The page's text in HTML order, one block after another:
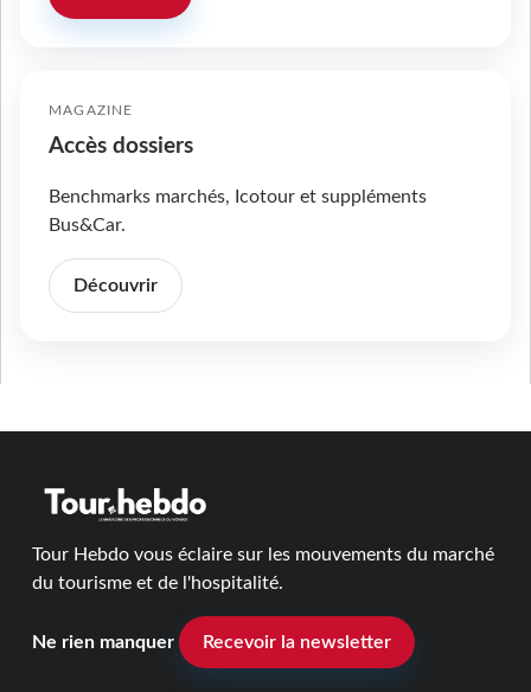
MAGAZINE
Accès dossiers
Benchmarks marchés, Icotour et suppléments
Bus&Car.
Découvrir
Tour Hebdo vous éclaire sur les mouvements du marché
du tourisme et de l'hospitalité.
Ne rien manquer Recevoir la newsletter